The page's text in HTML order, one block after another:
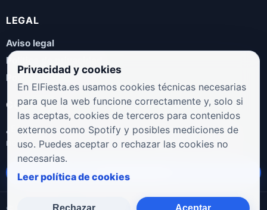
LEGAL
Aviso legal
Política de privacidad
Política de cookies
COLABORA
¿Eres artista, manager, sello o promotor? Envíanos tus
novedades, galas, entrevistas o propuestas musicales.
Enviar propuesta
Privacidad y cookies
En ElFiesta.es usamos cookies técnicas necesarias
para que la web funcione correctamente y, solo si
las aceptas, cookies de terceros para contenidos
externos como Spotify y posibles mediciones de
uso. Puedes aceptar o rechazar las cookies no
necesarias.
Leer política de cookies
Rechazar Aceptar